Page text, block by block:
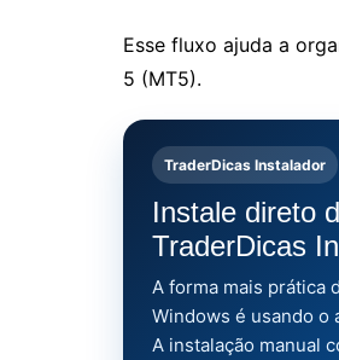
Esse fluxo ajuda a
5 (MT5).
TraderDicas Instalador
Instale direto
TraderDicas
A forma mais prática
Windows é usando o
A instalação manual